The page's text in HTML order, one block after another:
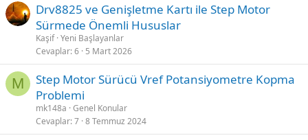
Drv8825 ve Genişletme Kartı ile Step Motor
Sürmede Önemli Hususlar
Kaşif Yeni Başlayanlar
Cevaplar 6 5 Mart 2026
M
Step Motor Sürücü Vref Potansiyometre Kopma
Problemi
mk148a Genel Konular
Cevaplar 7 8 Temmuz 2024